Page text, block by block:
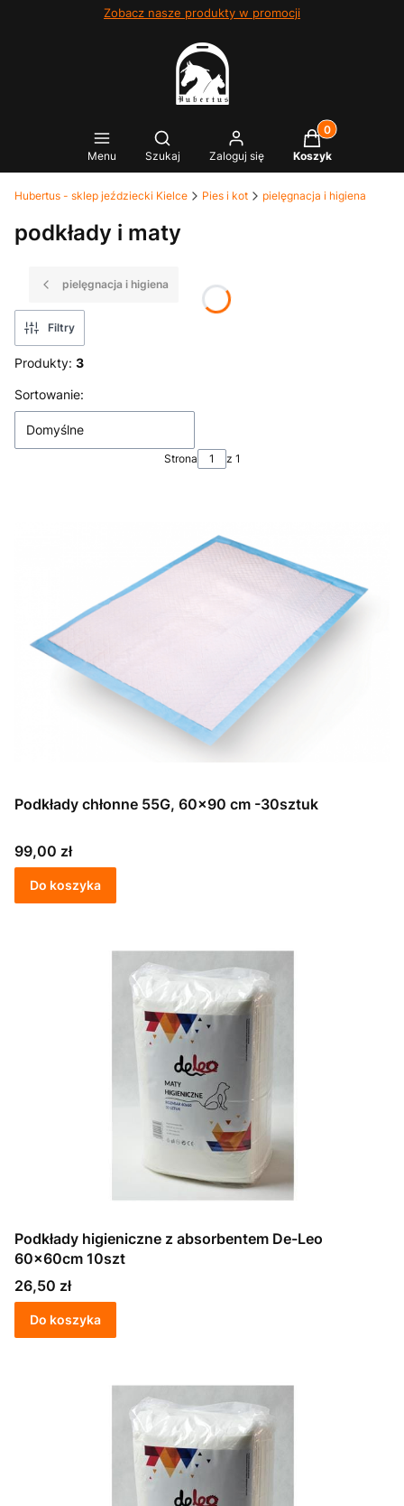
Zobacz nasze produkty w promocji
Menu
Otwórz wyszukiwarkę
Szukaj Zaloguj się
Produkty w
Koszyk
Hubertus - sklep jeździecki Kielce Pies i kot pielęgnacja i higiena
podkłady i maty
pielęgnacja i higiena
Filtry
Produkty: 3
Lista produktów
Sortowanie:
Domyślne
Strona z 1
Podkłady chłonne 55G, 60x90 cm -30sztuk
Cena
99,00 zł
Do koszyka
Podkłady higieniczne z absorbentem De-Leo
60x60cm 10szt
Cena
26,50 zł
Do koszyka